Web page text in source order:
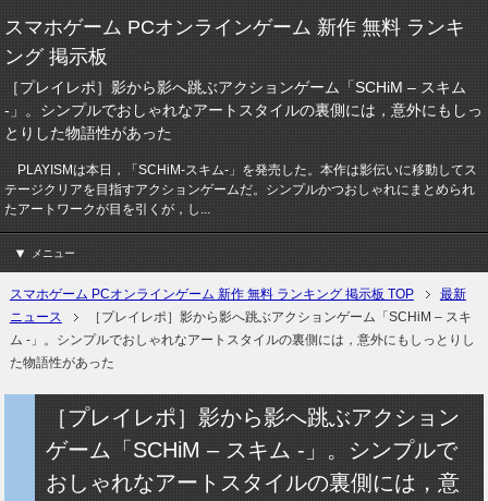
スマホゲーム PCオンラインゲーム 新作 無料 ランキ
ング 掲示板
［プレイレポ］影から影へ跳ぶアクションゲーム「SCHiM – スキム
-」。シンプルでおしゃれなアートスタイルの裏側には，意外にもしっ
とりした物語性があった
PLAYISMは本日，「SCHiM-スキム-」を発売した。本作は影伝いに移動してス
テージクリアを目指すアクションゲームだ。シンプルかつおしゃれにまとめられ
たアートワークが目を引くが，し...
メニュー
スマホゲーム PCオンラインゲーム 新作 無料 ランキング 掲示板 TOP
最新
ニュース
［プレイレポ］影から影へ跳ぶアクションゲーム「SCHiM – スキ
ム -」。シンプルでおしゃれなアートスタイルの裏側には，意外にもしっとりし
た物語性があった
［プレイレポ］影から影へ跳ぶアクション
ゲーム「SCHiM – スキム -」。シンプルで
おしゃれなアートスタイルの裏側には，意